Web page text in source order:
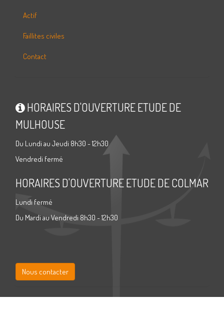
Actif
Faillites civiles
Contact
HORAIRES D'OUVERTURE ETUDE DE
MULHOUSE
Du Lundi au Jeudi 8h30 - 12h30
Vendredi fermé
HORAIRES D'OUVERTURE ETUDE DE COLMAR
Lundi fermé
Du Mardi au Vendredi 8h30 - 12h30
Nous contacter